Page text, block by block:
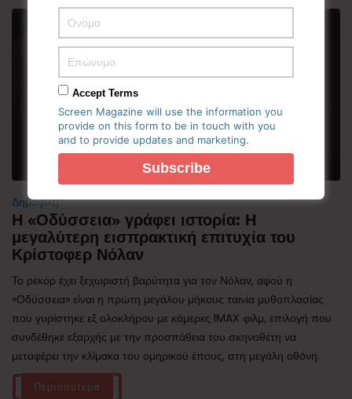
Δημοφιλή
Η «Οδύσσεια» γράφει ιστορία: Η
μεγαλύτερη εισπρακτική επιτυχία του
Κρίστοφερ Νόλαν
Το ρεκόρ έχει ξεχωριστή βαρύτητα για τον Νόλαν, αφού η
«Οδύσσεια» είναι η πρώτη μεγάλου μήκους ταινία μυθοπλασίας
που γυρίστηκε εξ ολοκλήρου με κάμερες IMAX φιλμ, επιλογή που
συνδέθηκε εξαρχής με την προσπάθεια του σκηνοθέτη να
μεταφέρει την κλίμακα του ομηρικού έπους, στη μεγάλη οθόνη.
Περισσότερα
Accept Terms
Screen Magazine will use the information you
provide on this form to be in touch with you
and to provide updates and marketing.